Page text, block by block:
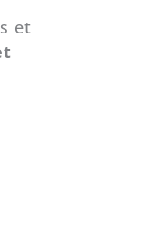
et